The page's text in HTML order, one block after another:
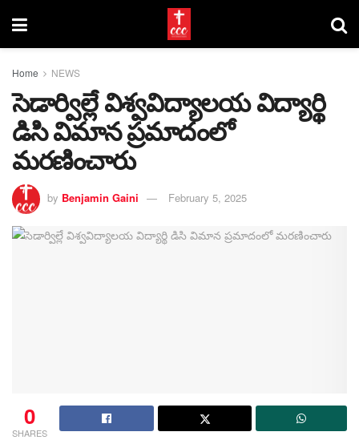
Home NEWS
సెడార్విల్లే విశ్వవిద్యాలయ విద్యార్థి
డిసి విమాన ప్రమాదంలో
మరణించారు
by Benjamin Gaini February 5, 2025
0
SHARES